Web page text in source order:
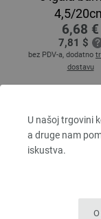
U našoj trgovini
a druge nam
iskustva.
4,5/
6,68 €
7,81 $
bez PDV-a, dodatno
dostavu